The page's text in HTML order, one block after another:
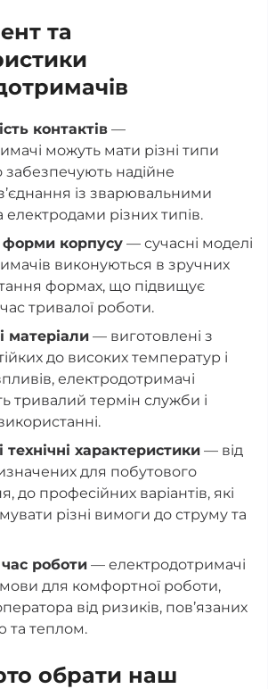
та
контактів —
можуть мати різні типи
забезпечують надійне
із зварювальними
електродами різних типів.
форми корпусу — сучасні моделі
виконуються в зручних
формах, що підвищує
тривалої роботи.
матеріали — виготовлені з
до високих температур і
електродотримачі
тривалий термін служби і
технічні характеристики — від
для побутового
до професійних варіантів, які
різні вимоги до струму та
роботи — електродотримачі
для комфортної роботи,
від ризиків, пов’язаних
та теплом.
обрати наш